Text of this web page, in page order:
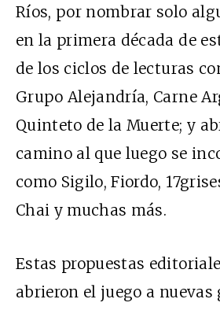
Ríos, por nombrar solo
en la primera década de
de los ciclos de lecturas
Grupo Alejandría, Carne
Quinteto de la Muerte; y
camino al que luego se
como Sigilo, Fiordo,
Chai y muchas más.
Estas propuestas
abrieron el juego a nuevas